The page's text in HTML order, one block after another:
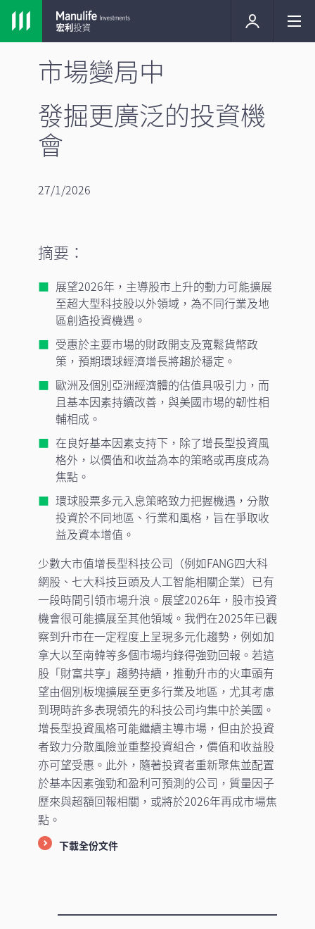
市場變局中
發掘更廣泛的投資機
會
27/1/2026
摘要：
展望2026年，主導股市上升的動力可能擴展
至超大型科技股以外領域，為不同行業及地
區創造投資機遇。
受惠於主要市場的財政開支及寬鬆貨幣政
策，預期環球經濟增長將趨於穩定。
歐洲及個別亞洲經濟體的估值具吸引力，而
且基本因素持續改善，與美國市場的韌性相
輔相成。
在良好基本因素支持下，除了增長型投資風
格外，以價值和收益為本的策略或再度成為
焦點。
環球股票多元入息策略致力把握機遇，分散
投資於不同地區、行業和風格，旨在爭取收
益及資本增值。
少數大市值增長型科技公司（例如FANG四大科
網股、七大科技巨頭及人工智能相關企業）已有
一段時間引領市場升浪。展望2026年，股市投資
機會很可能擴展至其他領域。我們在2025年已觀
察到升市在一定程度上呈現多元化趨勢，例如加
拿大以至南韓等多個市場均錄得強勁回報。若這
股「財富共享」趨勢持續，推動升市的火車頭有
望由個別板塊擴展至更多行業及地區，尤其考慮
到現時許多表現領先的科技公司均集中於美國。
增長型投資風格可能繼續主導市場，但由於投資
者致力分散風險並重整投資組合，價值和收益股
亦可望受惠。此外，隨著投資者重新聚焦並配置
於基本因素強勁和盈利可預測的公司，質量因子
歷來與超額回報相關，或將於2026年再成市場焦
點。
下載全份文件